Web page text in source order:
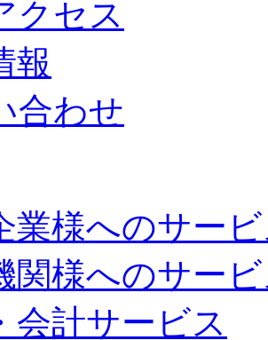
クセス
報
合わせ
業様へのサー
関様へのサー
会計サービス